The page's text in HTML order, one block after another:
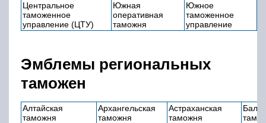
Центральное
таможенное
управление (ЦТУ)
Южная
оперативная
таможня
Южное
таможенное
управление
Эмблемы региональных
таможен
Алтайская
таможня
Архангельская
таможня
Астраханская
таможня